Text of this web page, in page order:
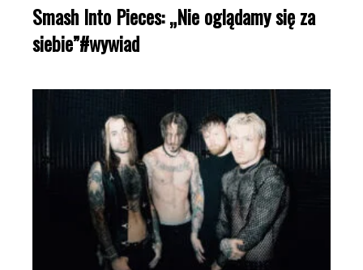
Smash Into Pieces: „Nie oglądamy się za
siebie”#wywiad